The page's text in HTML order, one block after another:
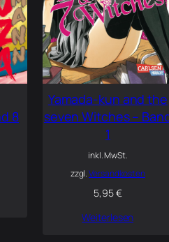
8
Yamada-kun and the
seven Witches –
1
inkl. MwSt.
zzgl.Versandkosten
5,95€
Weiterlesen